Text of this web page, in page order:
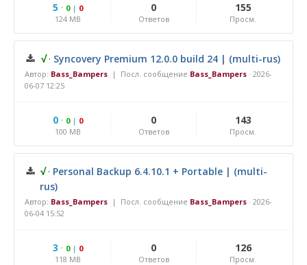
5 · 0| 0
124 MB
0
Ответов
155
Просм.
√ · Syncovery Premium 12.0.0 build 24 | (multi-rus)
Автор: Bass_Bampers | Посл. сообщение Bass_Bampers · 2026-
06-07 12:25
0· 0| 0
100 MB
0
Ответов
143
Просм.
√· Personal Backup 6.4.10.1 + Portable | (multi-
rus)
Автор: Bass_Bampers | Посл. сообщение Bass_Bampers · 2026-
06-04 15:52
3 · 0| 0
118 MB
0
Ответов
126
Просм.